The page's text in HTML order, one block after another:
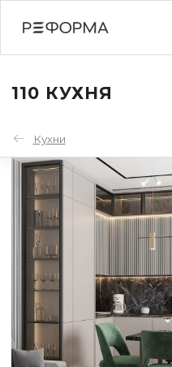
110 КУХНЯ
Кухни